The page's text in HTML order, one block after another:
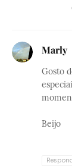
Marly
Gosto
Beijo